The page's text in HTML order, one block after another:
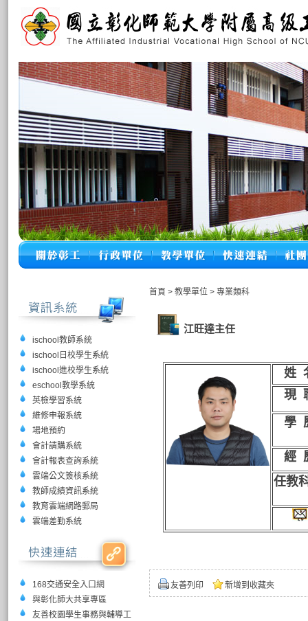
ischool教師系統
ischool日校學生系統
ischool進校學生系統
eschool教學系統
英檢學習系統
維修申報系統
場地預約
會計請購系統
會計報表查詢系統
雲端公文簽核系統
教師成績資訊系統
教育雲端網路郵局
雲端差勤系統
168交通安全入口網
與彰化師大共享專區
友善校園學生事務與輔導工
首頁 > 教學單位 > 專業類科
江旺達主任
姓
現
學
經
任教
友善列印 新增到收藏夾